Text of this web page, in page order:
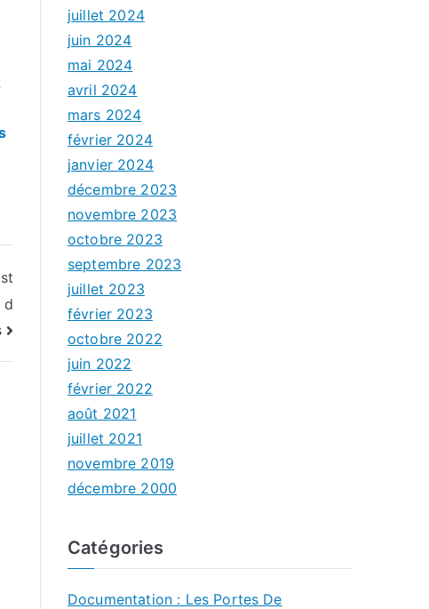
d
juillet 2024
juin 2024
mai 2024
avril 2024
mars 2024
février 2024
janvier 2024
décembre 2023
novembre 2023
octobre 2023
septembre 2023
juillet 2023
février 2023
octobre 2022
juin 2022
février 2022
août 2021
juillet 2021
novembre 2019
décembre 2000
Catégories
Documentation : Les Portes De